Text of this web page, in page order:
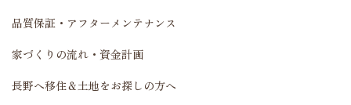
品質保証・アフターメンテナンス
家づくりの流れ・資金計画
長野へ移住＆土地をお探しの方へ